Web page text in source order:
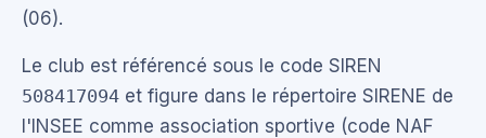
(06).
Le club est référencé sous le code SIREN
508417094 et figure dans le répertoire SIRENE de
l'INSEE comme association sportive (code NAF